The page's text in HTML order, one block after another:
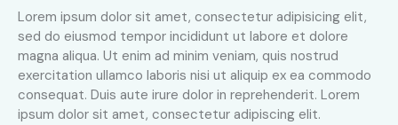
Lorem ipsum dolor sit amet, consectetur adipisicing elit,
sed do eiusmod tempor incididunt ut labore et dolore
magna aliqua. Ut enim ad minim veniam, quis nostrud
exercitation ullamco laboris nisi ut aliquip ex ea commodo
consequat. Duis aute irure dolor in reprehenderit. Lorem
ipsum dolor sit amet, consectetur adipiscing elit.